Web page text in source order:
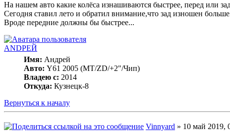
На нашем авто какие колёса изнашиваются быстрее, перед или
Сегодня ставил лето и обратил внимание,что зад изношен
Вроде передние должны бы быстрее...
ANDРЕЙ
Имя: Андрей
Авто: Y61 2005 (МT/ZD/+2"/Чип)
Владею с: 2014
Откуда: Кузнецк-8
Вернуться к началу
Vinnyard » 10 май 2019,